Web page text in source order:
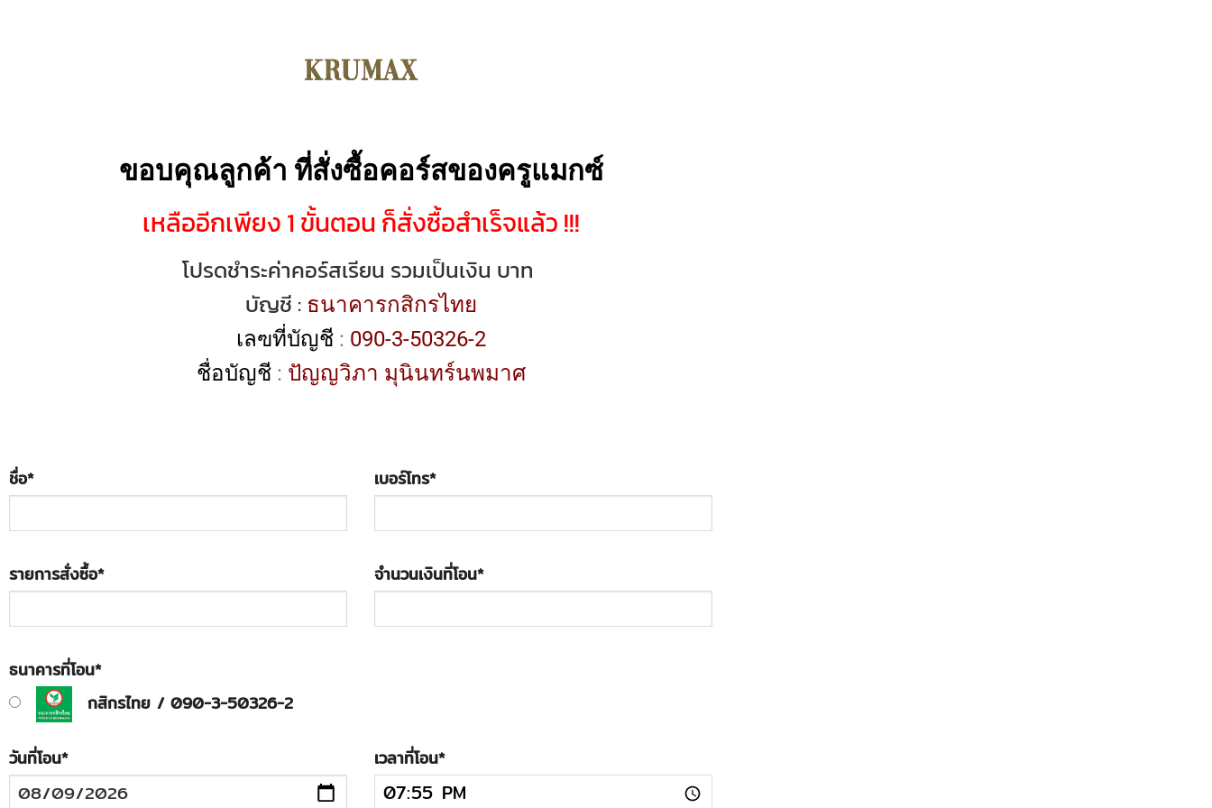
ขอบคุณลูกค้า ที่สั่งซื้อคอร์สของครูแมกซ์
เหลืออีกเพียง 1 ขั้นตอน ก็สั่งซื้อสำเร็จแล้ว !!!
โปรดชำระค่าคอร์สเรียน รวมเป็นเงิน บาท
บัญชี : ธนาคารกสิกรไทย
เลฃที่บัญชี: 090-3-50326-2
ชื่อบัญชี: ปัญญวิภา มุนินทร์นพมาศ
ชื่อ* เบอร์โทร*
รายการสั่งซื้อ* จำนวนเงินที่โอน*
ธนาคารที่โอน*
กสิกรไทย / 090-3-50326-2
วันที่โอน* เวลาที่โอน*